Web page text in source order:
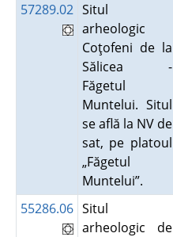
57289.02 Situl
arheologic
Coţofeni de la
Sălicea -
Făgetul
Muntelui. Situl
se află la NV de
sat, pe platoul
„Făgetul
Muntelui”.
55286.06 Situl
arheologic de